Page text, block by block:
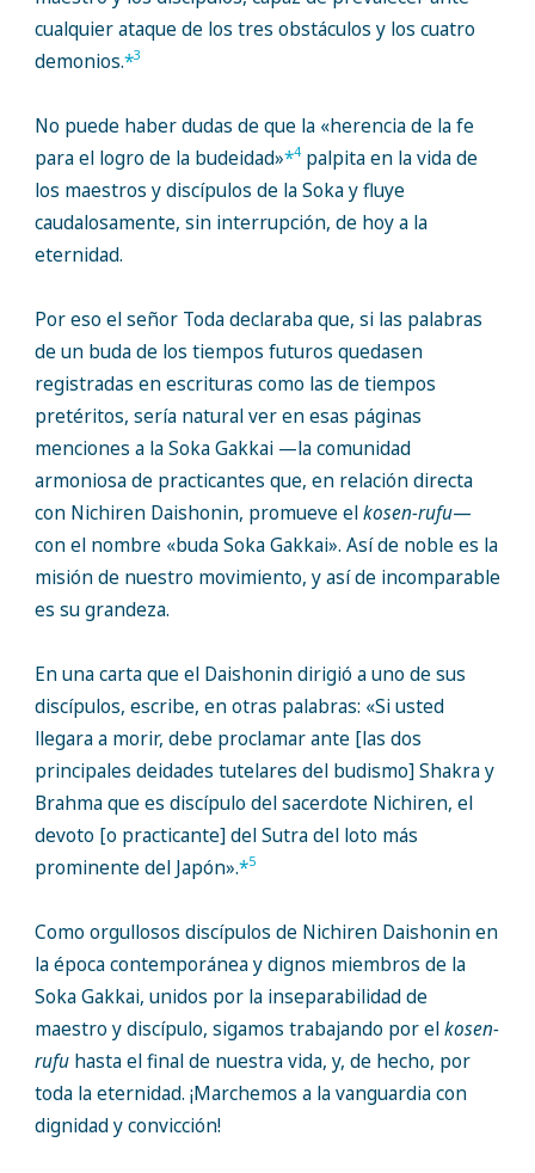
cualquier ataque de los tres obstáculos y los cuatro
demonios.*3
No puede haber dudas de que la «herencia de la fe
para el logro de la budeidad»*4palpita en la vida de
los maestros y discípulos de la Soka y fluye
caudalosamente, sin interrupción, de hoy a la
eternidad.
Por eso el señor Toda declaraba que, si las palabras
de un buda de los tiempos futuros quedasen
registradas en escrituras como las de tiempos
pretéritos, sería natural ver en esas páginas
menciones a la Soka Gakkai —la comunidad
armoniosa de practicantes que, en relación directa
con Nichiren Daishonin, promueve elkosen-rufu—
con el nombre «buda Soka Gakkai». Así de noble es la
misión de nuestro movimiento, y así de incomparable
es su grandeza.
En una carta que el Daishonin dirigió a uno de sus
discípulos, escribe, en otras palabras: «Si usted
llegara a morir, debe proclamar ante [las dos
principales deidades tutelares del budismo] Shakra y
Brahma que es discípulo del sacerdote Nichiren, el
devoto [o practicante] del Sutra del loto más
prominente del Japón».*5
Como orgullosos discípulos de Nichiren Daishonin en
la época contemporánea y dignos miembros de la
Soka Gakkai, unidos por la inseparabilidad de
maestro y discípulo, sigamos trabajando por elkosen-
rufuhasta el final de nuestra vida, y, de hecho, por
toda la eternidad. ¡Marchemos a la vanguardia con
dignidad y convicción!